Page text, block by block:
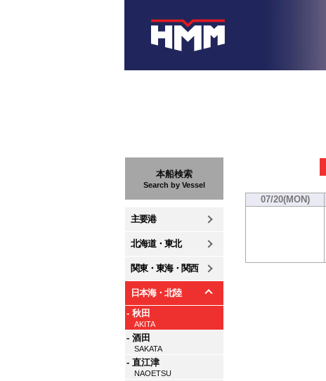
本船検索
Search by Vessel
主要港
北海道・東北
関東・東海・関西
日本海・北陸
- 秋田
AKITA
- 酒田
SAKATA
- 直江津
NAOETSU
07/20(MON)